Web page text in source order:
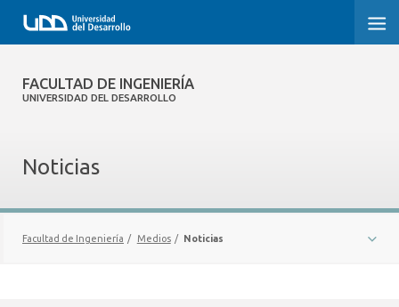
FACULTAD DE INGENIERÍA
UNIVERSIDAD DEL DESARROLLO
FACULTAD DE INGENIERÍA
FACULTAD DE INGENIERÍA
POSTGRADOS Y EDUCACIÓN CONTINUA
Noticias
Facultad de Ingeniería / Medios / Noticias